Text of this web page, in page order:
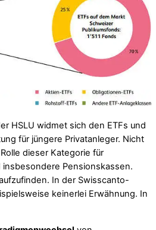
HSLU widmet sich den ETFs und
für jüngere Privatanleger. Nicht
dieser Kategorie für
Pensionskassen.
In der Swisscanto-
keinerlei Erwähnung. In